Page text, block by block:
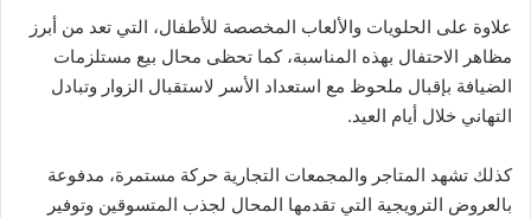
علاوة على الحلويات والألعاب المخصصة للأطفال، التي تعد من أبرز
مظاهر الاحتفال بهذه المناسبة، كما تحظى محال بيع مستلزمات
الضيافة بإقبال ملحوظ مع استعداد الأسر لاستقبال الزوار وتبادل
التهاني خلال أيام العيد.
كذلك تشهد المتاجر والمجمعات التجارية حركة مستمرة، مدفوعة
بالعروض الترويجية التي تقدمها المحال لجذب المتسوقين وتوفير